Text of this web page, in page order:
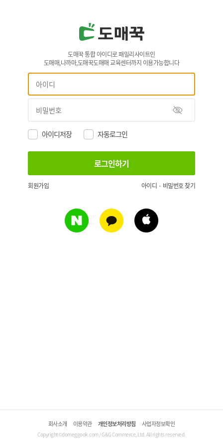
도매꾹 통합 아이디로 패밀리사이트인
도매매,나까마,도매꾹도매매 교육센터까지 이용가능합니다
아이디저장 자동로그인
회원가입 아이디 · 비밀번호 찾기
회사소개 이용약관 개인정보처리방침 사업자정보확인
Copyright©domeggook.com / G&G Commerce, Ltd. All rights reserved.